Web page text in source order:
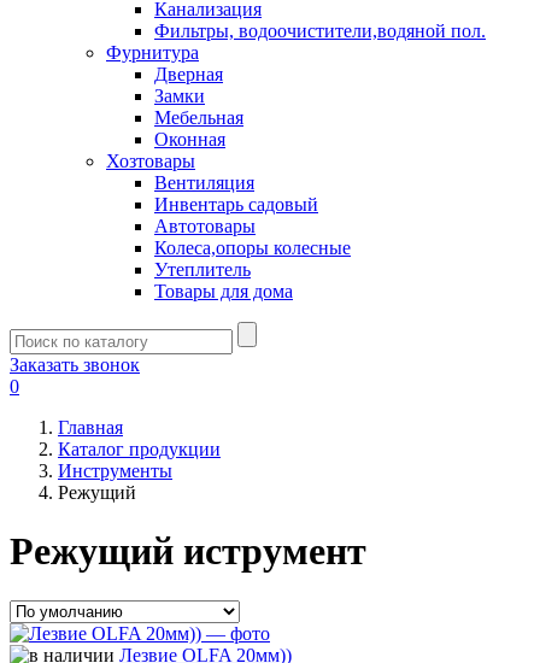
Канализация
Фильтры, водоочистители,водяной пол.
Фурнитура
Дверная
Замки
Мебельная
Оконная
Хозтовары
Вентиляция
Инвентарь садовый
Автотовары
Колеса,опоры колесные
Утеплитель
Товары для дома
Заказать звонок
0
Главная
Каталог продукции
Инструменты
Режущий
Режущий иструмент
Лезвие OLFA 20мм))